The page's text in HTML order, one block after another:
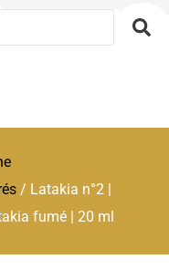
/ Latakia n°2 |
fumé | 20 ml